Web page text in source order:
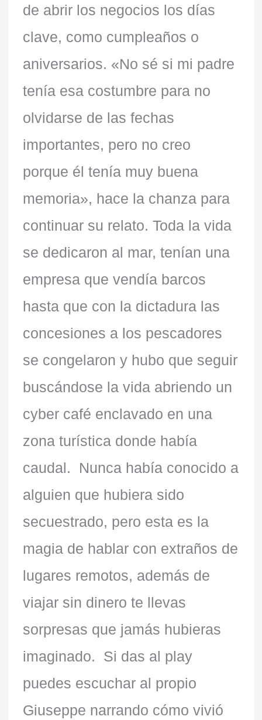
de abrir los negocios los días
clave, como cumpleaños o
aniversarios. «No sé si mi padre
tenía esa costumbre para no
olvidarse de las fechas
importantes, pero no creo
porque él tenía muy buena
memoria», hace la chanza para
continuar su relato. Toda la vida
se dedicaron al mar, tenían una
empresa que vendía barcos
hasta que con la dictadura las
concesiones a los pescadores
se congelaron y hubo que seguir
buscándose la vida abriendo un
cyber café enclavado en una
zona turística donde había
caudal. Nunca había conocido a
alguien que hubiera sido
secuestrado, pero esta es la
magia de hablar con extraños de
lugares remotos, además de
viajar sin dinero te llevas
sorpresas que jamás hubieras
imaginado. Si das al play
puedes escuchar al propio
Giuseppe narrando cómo vivió